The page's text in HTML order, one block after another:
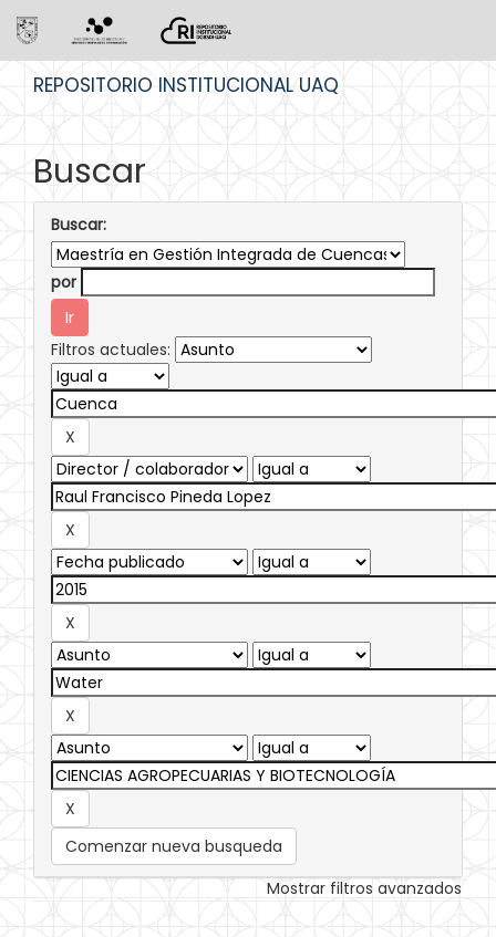
REPOSITORIO INSTITUCIONAL UAQ
Buscar
Buscar:
por
Filtros actuales:
Comenzar nueva busqueda
Mostrar filtros avanzados